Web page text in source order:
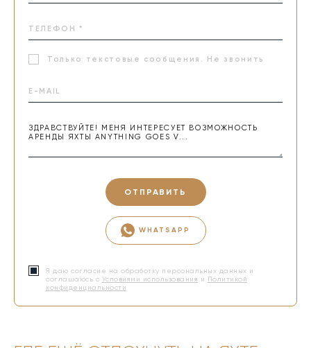
Только текстовые сообщения. Не звонить
ОТПРАВИТЬ
WHATSAPP
Я даю согласие на обработку персональных данных и
соглашаюсь с Условиями использования и Политикой
конфиденциальности